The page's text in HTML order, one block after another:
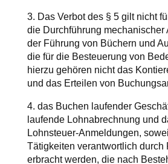
3. Das Verbot des § 5 gilt nicht
die Durchführung mechanischer
der Führung von Büchern und
die für die Besteuerung von
hierzu gehören nicht das
und das Erteilen von
4. das Buchen laufender
laufende Lohnabrechnung und
Lohnsteuer-Anmeldungen,
Tätigkeiten verantwortlich durch
erbracht werden, die nach